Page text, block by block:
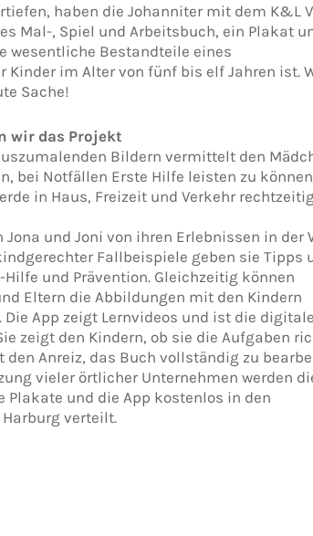
haben die Johanniter mit dem K&L
Mal-, Spiel und Arbeitsbuch, ein Plakat
wesentliche Bestandteile eines
Kinder im Alter von fünf bis elf Jahren ist.
Sache!
wir das Projekt
Bildern vermittelt den
bei Notfällen Erste Hilfe leisten zu
in Haus, Freizeit und Verkehr
Jona und Joni von ihren Erlebnissen in der
Fallbeispiele geben sie Tipps
und Prävention. Gleichzeitig können
Eltern die Abbildungen mit den Kindern
Die App zeigt Lernvideos und ist die digitale
zeigt den Kindern, ob sie die Aufgaben
den Anreiz, das Buch vollständig zu
vieler örtlicher Unternehmen werden
Plakate und die App kostenlos in den
verteilt.